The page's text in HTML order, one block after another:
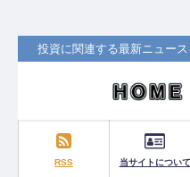
投資に関連する最新ニュー
RSS 当サイトについて